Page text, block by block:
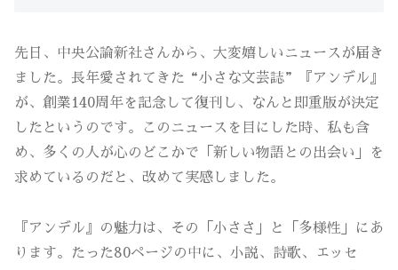
先日、中央公論新社さんから、大変嬉しいニュースが届き
ました。長年愛されてきた“小さな文芸誌”『アンデル』
が、創業140周年を記念して復刊し、なんと即重版が決定
したというのです。このニュースを目にした時、私も含
め、多くの人が心のどこかで「新しい物語との出会い」を
求めているのだと、改めて実感しました。
『アンデル』の魅力は、その「小ささ」と「多様性」にあ
ります。たった80ページの中に、小説、詩歌、エッセ